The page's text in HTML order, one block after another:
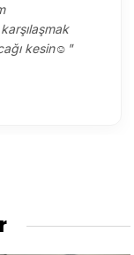
kesin☺️"